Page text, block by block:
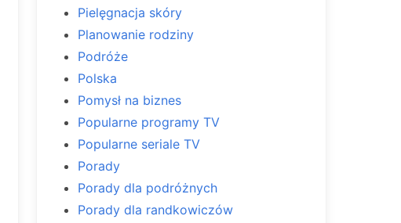
Pielęgnacja skóry
Planowanie rodziny
Podróże
Polska
Pomysł na biznes
Popularne programy TV
Popularne seriale TV
Porady
Porady dla podróżnych
Porady dla randkowiczów